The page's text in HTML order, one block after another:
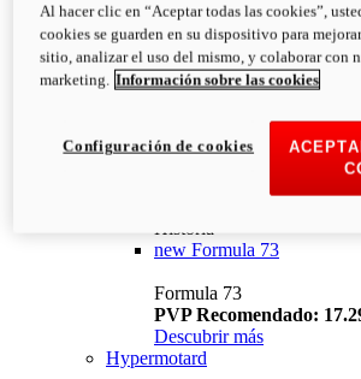
Historia
new Formula 73
Formula 73
PVP Recomendado:
Descubrir más
Hypermotard
Al hacer clic en “Aceptar todas las cookies”,
cookies se guarden en su dispositivo para
sitio, analizar el uso del mismo, y colaborar con
marketing. Información sobre las cookies
Configuración de cookies